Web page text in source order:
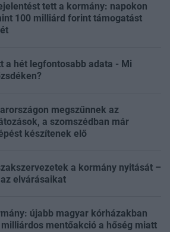
tett a kormány: napokon
100 milliárd forint támogatást
a hét legfontosabb adata - Mi
megszűnnek az
a szomszédban már
készítenek elő
a kormány nyitását –
elvárásaikat
újabb magyar kórházakban
mentőakció a hőség miatt